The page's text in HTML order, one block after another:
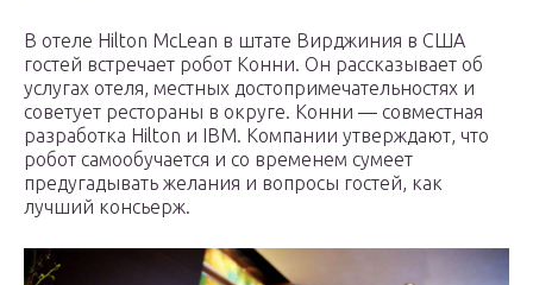
В отеле Hilton McLean в штате Вирджиния в США
гостей встречает робот Конни. Он рассказывает об
услугах отеля, местных достопримечательностях и
советует рестораны в округе. Конни — совместная
разработка Hilton и IBM. Компании утверждают, что
робот самообучается и со временем сумеет
предугадывать желания и вопросы гостей, как
лучший консьерж.